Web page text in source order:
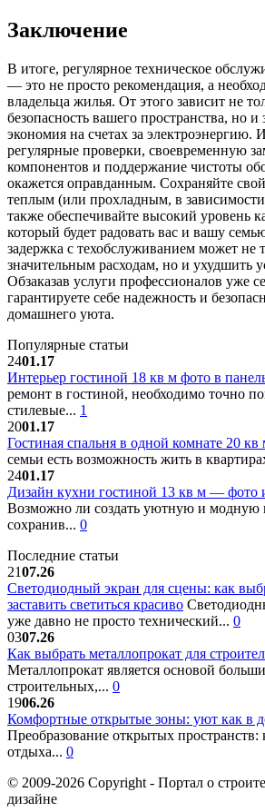
Заключение
В итоге, регулярное техническое
— это не просто рекомендация, а
владельца жилья. От этого зависит не
безопасность вашего пространства, но и
экономия на счетах за электроэнергию.
регулярные проверки, своевременную
компонентов и поддержание чистоты
окажется оправданным. Сохраняйте
теплым (или прохладным, в
также обеспечивайте высокий уровень
который будет радовать вас и вашу
задержка с техобслуживанием может не
значительным расходам, но и ухудшить
Обзаказав услуги профессионалов уже
гарантируете себе надежность и
домашнего уюта.
Популярные статьи
2401.17
Интерьер гостиной 18 кв м фото в
ремонт в гостиной, необходимо точно
стилевые... 1
2001.17
Гостиная спальня в одной комнате 20 кв
семьи есть возможность жить в
2401.17
Дизайн кухни гостиной 13 кв м — фото
Возможно ли создать уютную и модную
сохранив... 0
Последние статьи
2107.26
Светодиодный экран для сцены: как
заставить светиться красиво
уже давно не просто технический... 0
0307.26
Как выбрать металлопрокат для
Металлопрокат является основой
строительных,... 0
1906.26
Комфортные открытые зоны: уют как в
Преобразование открытых
отдыха... 0
© 2009-2026 Copyright - Портал о
дизайне